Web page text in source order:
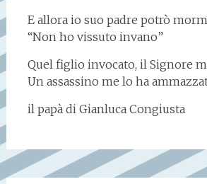
E allora io suo padre potrò
“Non ho vissuto invano”
Quel figlio invocato, il Signore
Un assassino me lo ha
il papà di Gianluca Congiusta